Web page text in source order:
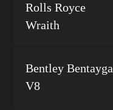
Rolls Royce
Wraith
Bentley Bentayga
V8